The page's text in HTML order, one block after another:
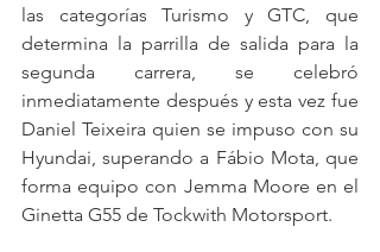
las categorías Turismo y GTC, que
determina la parrilla de salida para la
segunda carrera, se celebró
inmediatamente después y esta vez fue
Daniel Teixeira quien se impuso con su
Hyundai, superando a Fábio Mota, que
forma equipo con Jemma Moore en el
Ginetta G55 de Tockwith Motorsport.